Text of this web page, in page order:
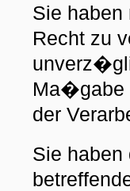
Sie
Recht zu
Ma�gabe
der
Sie haben